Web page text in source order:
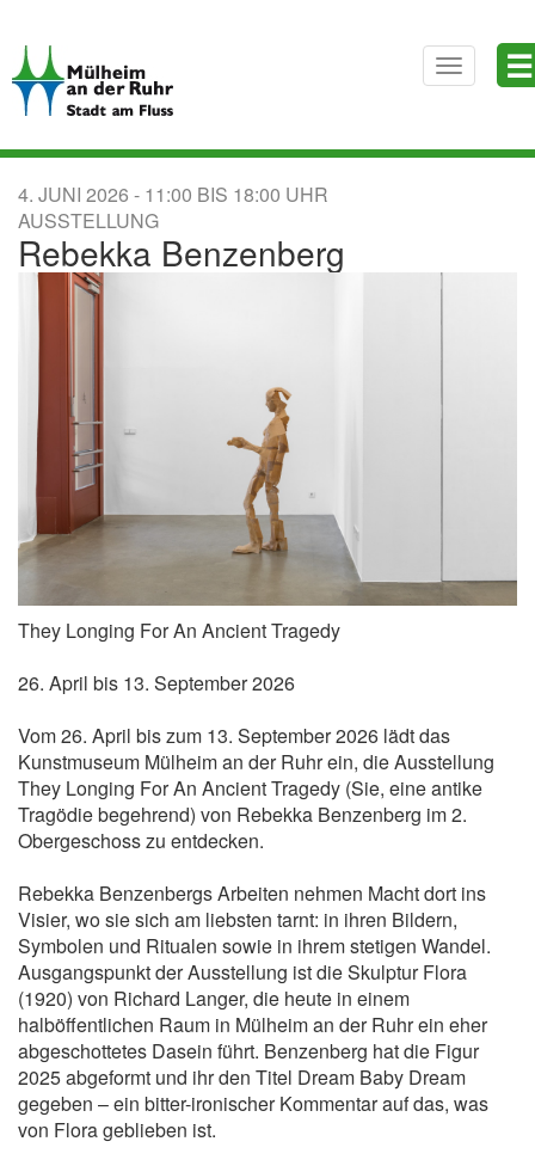
zum
Inhalt
Toggle
navigation
☰
4. JUNI 2026 11:00 BIS 18:00
AUSSTELLUNG
Rebekka Benzenberg
They Longing For An Ancient Tragedy
26. April bis 13. September 2026
Vom 26. April bis zum 13. September 2026 lädt das
Kunstmuseum Mülheim an der Ruhr ein, die Ausstellung
They Longing For An Ancient Tragedy (Sie, eine antike
Tragödie begehrend) von Rebekka Benzenberg im 2.
Obergeschoss zu entdecken.
Rebekka Benzenbergs Arbeiten nehmen Macht dort ins
Visier, wo sie sich am liebsten tarnt: in ihren Bildern,
Symbolen und Ritualen sowie in ihrem stetigen Wandel.
Ausgangspunkt der Ausstellung ist die Skulptur Flora
(1920) von Richard Langer, die heute in einem
halböffentlichen Raum in Mülheim an der Ruhr ein eher
abgeschottetes Dasein führt. Benzenberg hat die Figur
2025 abgeformt und ihr den Titel Dream Baby Dream
gegeben – ein bitter-ironischer Kommentar auf das, was
von Flora geblieben ist.